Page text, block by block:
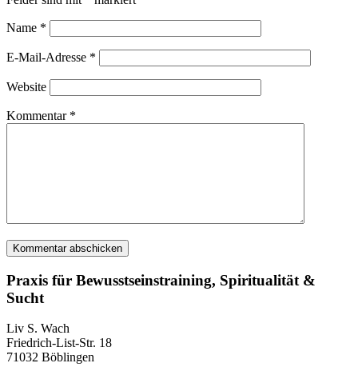
Name *
E-Mail-Adresse *
Website
Kommentar *
Praxis für Bewusstseinstraining, Spiritualität &
Sucht
Liv S. Wach
Friedrich-List-Str. 18
71032 Böblingen